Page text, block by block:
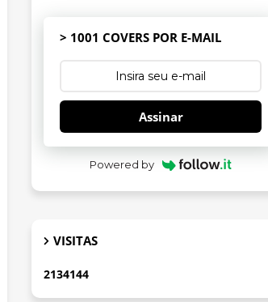
> 1001 COVERS POR E-MAIL
Assinar
Powered by
VISITAS
2134144